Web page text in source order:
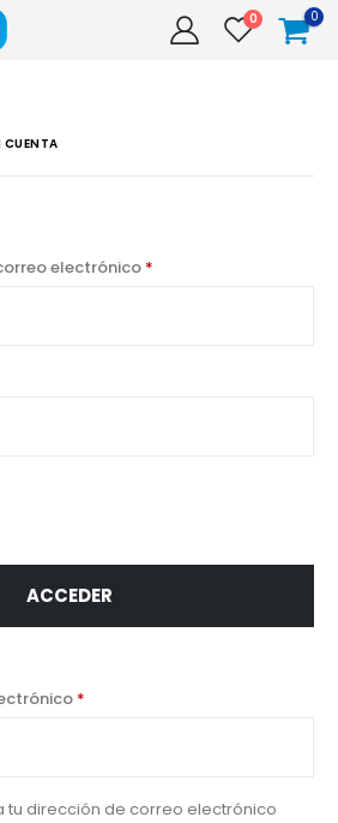
0 0
CUENTA
electrónico *
ACCEDER
*
tu dirección de correo electrónico